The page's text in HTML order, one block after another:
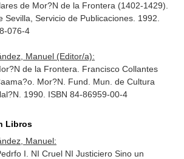
de Mor?N de la Frontera (1402-1429).
Sevilla, Servicio de Publicaciones. 1992.
076-4
Manuel (Editor/a):
de la Frontera. Francisco Collantes
Mor?N. Fund. Mun. de Cultura
1990. ISBN 84-86959-00-4
Libros
Manuel:
I. NI Cruel NI Justiciero Sino un